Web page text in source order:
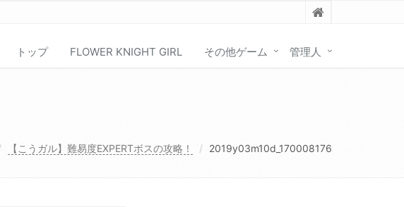
トップ FLOWER KNIGHT GIRL その他ゲーム 管理人
【こうガル】難易度EXPERTボスの攻略！ 2019y03m10d_170008176